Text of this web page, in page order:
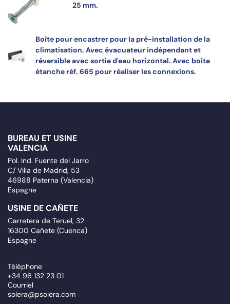
25 mm.
Boîte pour encastrer pour la pré-installation de la
climatisation. Avec évacuateur indépendant et
réversible avec sortie d'eau horizontal. Avec boîte
étanche réf. 665 pour réaliser les connexions.
BUREAU ET USINE
VALENCIA
Pol. Ind. Fuente del Jarro
C/ Villa de Madrid, 53
46988 Paterna (Valencia)
Espagne
USINE DE CAÑETE
Carretera de Teruel, 32
16300 Cañete (Cuenca)
Espagne
Téléphone
+34 96 132 23 01
Courriel
solera@psolera.com